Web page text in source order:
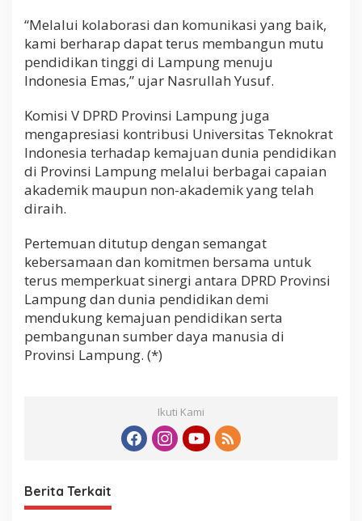
“Melalui kolaborasi dan komunikasi yang baik,
kami berharap dapat terus membangun mutu
pendidikan tinggi di Lampung menuju
Indonesia Emas,” ujar Nasrullah Yusuf.
Komisi V DPRD Provinsi Lampung juga
mengapresiasi kontribusi Universitas Teknokrat
Indonesia terhadap kemajuan dunia pendidikan
di Provinsi Lampung melalui berbagai capaian
akademik maupun non-akademik yang telah
diraih.
Pertemuan ditutup dengan semangat
kebersamaan dan komitmen bersama untuk
terus memperkuat sinergi antara DPRD Provinsi
Lampung dan dunia pendidikan demi
mendukung kemajuan pendidikan serta
pembangunan sumber daya manusia di
Provinsi Lampung. (*)
Ikuti Kami
Berita Terkait